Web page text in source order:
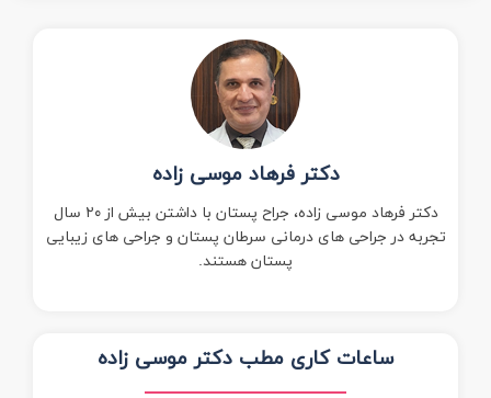
دکتر فرهاد موسی زاده
دکتر فرهاد موسی زاده، جراح پستان با داشتن بیش از ۲۰ سال
تجربه در جراحی های درمانی سرطان پستان و جراحی های زیبایی
پستان هستند.
ساعات کاری مطب دکتر موسی زاده